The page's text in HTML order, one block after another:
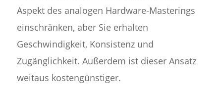
Aspekt des analogen Hardware-Masterings
einschränken, aber Sie erhalten
Geschwindigkeit, Konsistenz und
Zugänglichkeit. Außerdem ist dieser Ansatz
weitaus kostengünstiger.